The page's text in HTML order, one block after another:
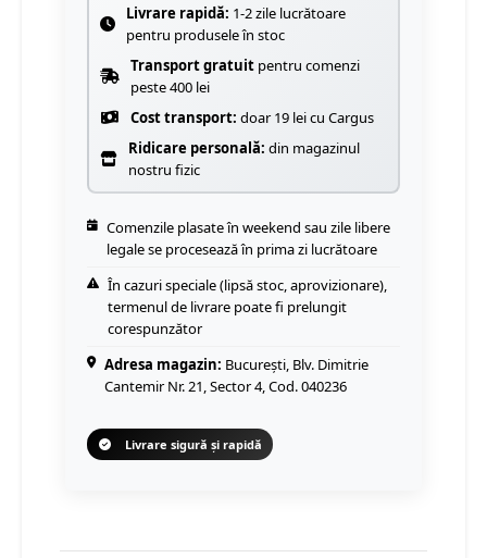
Livrare rapidă: 1-2 zile lucrătoare
pentru produsele în stoc
Transport gratuit pentru comenzi
peste 400 lei
Cost transport: doar 19 lei cu Cargus
Ridicare personală: din magazinul
nostru fizic
Comenzile plasate în weekend sau zile libere
legale se procesează în prima zi lucrătoare
În cazuri speciale (lipsă stoc, aprovizionare),
termenul de livrare poate fi prelungit
corespunzător
Adresa magazin: București, Blv. Dimitrie
Cantemir Nr. 21, Sector 4, Cod. 040236
Livrare sigură și rapidă